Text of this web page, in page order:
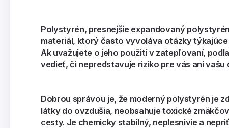
Polystyrén, presnejšie expandovaný
materiál, ktorý často vyvoláva otázky
Ak uvažujete o jeho použití v zatepľovaní,
vedieť, či nepredstavuje riziko pre vás ani vašu
Dobrou správou je, že moderný polystyrén je
látky do ovzdušia, neobsahuje toxické
cesty. Je chemicky stabilný, neplesnivie a